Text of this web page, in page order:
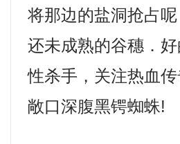
将那边的盐洞抢占
还未成熟的谷穗．
性杀手，关注热血
敞口深腹黑锷蜘蛛!